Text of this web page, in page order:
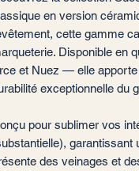
en version
cette gamme
Disponible en
et Nuez — elle apporte
exceptionnelle du
pour sublimer vos
garantissant
des veinages et